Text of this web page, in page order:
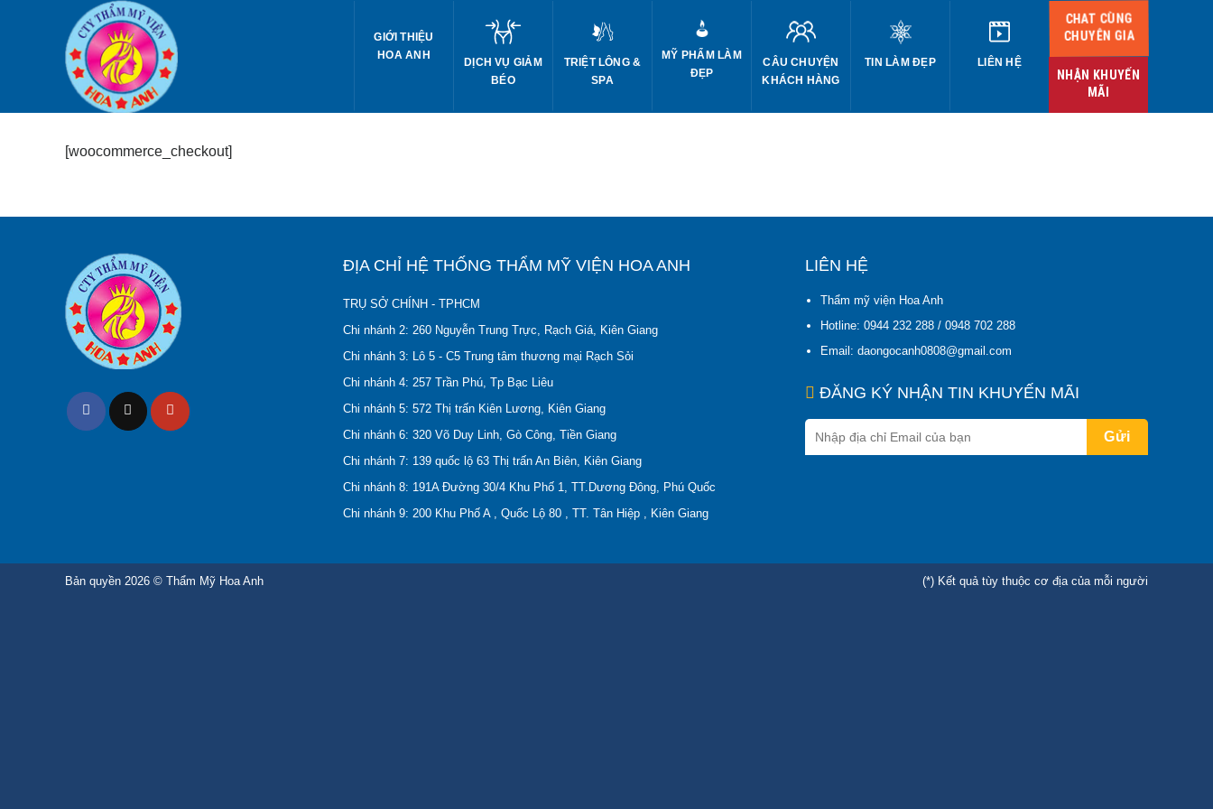
GIỚI THIỆU
HOA ANH
DỊCH VỤ GIẢM
BÉO
TRIỆT LÔNG &
SPA
MỸ PHẨM LÀM
ĐẸP
CÂU CHUYỆN
KHÁCH HÀNG
TIN LÀM ĐẸP LIÊN HỆ
CHAT CÙNG
CHUYÊN GIA
NHẬN KHUYẾN
MÃI
[woocommerce_checkout]
ĐỊA CHỈ HỆ THỐNG THẨM MỸ VIỆN HOA ANH
TRỤ SỞ CHÍNH - TPHCM
Chi nhánh 2: 260 Nguyễn Trung Trực, Rạch Giá, Kiên Giang
Chi nhánh 3: Lô 5 - C5 Trung tâm thương mại Rạch Sỏi
Chi nhánh 4: 257 Trần Phú, Tp Bạc Liêu
Chi nhánh 5: 572 Thị trấn Kiên Lương, Kiên Giang
Chi nhánh 6: 320 Võ Duy Linh, Gò Công, Tiền Giang
Chi nhánh 7: 139 quốc lộ 63 Thị trấn An Biên, Kiên Giang
Chi nhánh 8: 191A Đường 30/4 Khu Phố 1, TT.Dương Đông, Phú Quốc
Chi nhánh 9: 200 Khu Phố A , Quốc Lộ 80 , TT. Tân Hiệp , Kiên Giang
LIÊN HỆ
Thẩm mỹ viện Hoa Anh
Hotline: 0944 232 288 / 0948 702 288
Email: daongocanh0808@gmail.com
ĐĂNG KÝ NHẬN TIN KHUYẾN MÃI
(*) Kết quả tùy thuộc cơ địa của mỗi người
Bản quyền 2026 © Thẩm Mỹ Hoa Anh